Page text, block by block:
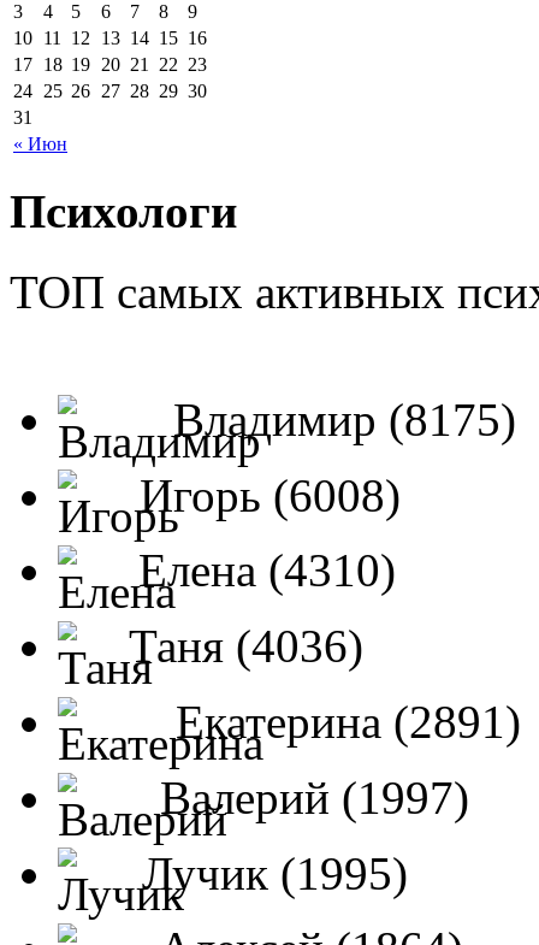
« Июн
3
4 5 6 7 8
9
10 11 12 13 14 15 16
17 18 19 20 21 22 23
24 25 26 27 28 29 30
31
Психологи
ТОП самых активных
Владимир (8175)
Игорь (6008)
Елена (4310)
Таня (4036)
Екатерина (2891)
Валерий (1997)
Лучик (1995)